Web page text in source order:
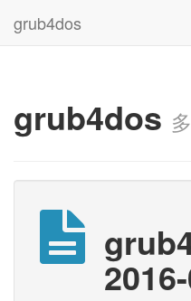
grub4dos
grub4dos